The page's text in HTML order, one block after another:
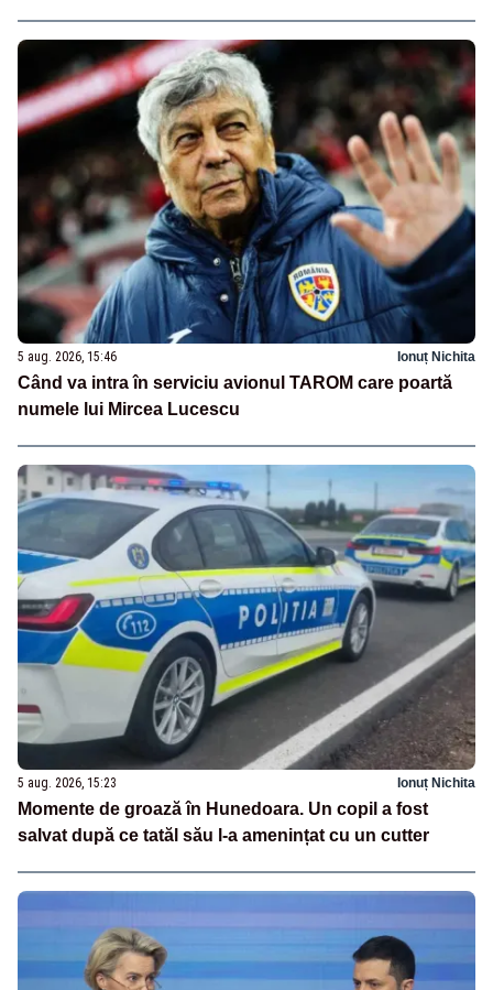
5 aug. 2026, 15:46 Ionuț Nichita
Când va intra în serviciu avionul TAROM care poartă
numele lui Mircea Lucescu
5 aug. 2026, 15:23 Ionuț Nichita
Momente de groază în Hunedoara. Un copil a fost
salvat după ce tatăl său l-a amenințat cu un cutter